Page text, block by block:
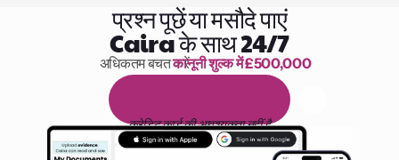
प्रश्न पूछें या मसौदे पाएं
Caira के साथ 24/7
पढ़ने के 1,000 घंटे
अधिकतम बचत करें कानूनी शुल्क में £500,000
िन यल
क्रेडिट कार्ड की आवश्यकता नहीं है